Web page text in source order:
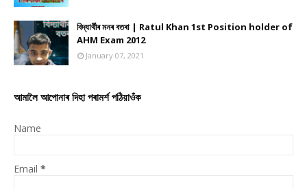
বিদ্যাৰ্থীৰ মনৰ বতৰা | Ratul Khan 1st Position holder of
AHM Exam 2012
January 07, 2021
আমালৈ আপোনাৰ দিহা পৰামৰ্শ পঠিয়াওঁক
Name
Email *